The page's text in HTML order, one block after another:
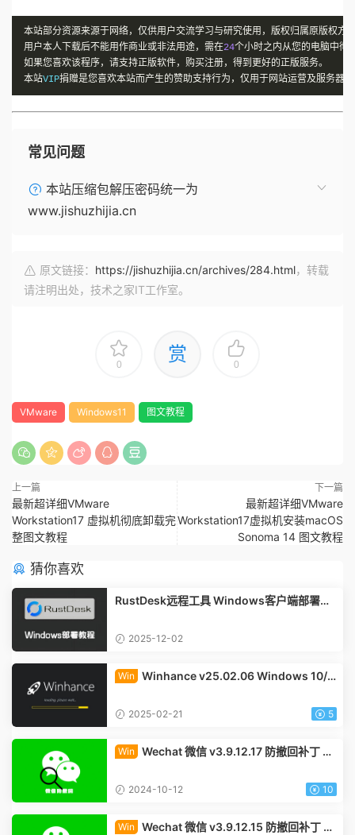
本站部分资源来源于网络，仅供用户交流学习与研究使用，版权归属原版权方
用户本人下载后不能用作商业或非法用途，需在24个小时之内从您的电脑中彻
如果您喜欢该程序，请支持正版软件，购买注册，得到更好的正版服务。
本站VIP捐赠是您喜欢本站而产生的赞助支持行为，仅用于网站运营及服务器
常见问题
本站压缩包解压密码统一为
www.jishuzhijia.cn
原文链接： https://jishuzhijia.cn/archives/284.html，转载
请注明出处，技术之家IT工作室。
0 赏 0
VMware Windows11 图文教程
上一篇
最新超详细VMware
Workstation17 虚拟机彻底卸载完
整图文教程
下一篇
最新超详细VMware
Workstation17虚拟机安装macOS
Sonoma 14 图文教程
猜你喜欢
RustDesk远程工具 Windows客户端部署教
2025-12-02
Win
Winhance v25.02.06 Windows 10/1
2025-02-21 5
Win
Wechat 微信 v3.9.12.17 防撤回补丁 Wi
2024-10-12 10
Win
Wechat 微信 v3.9.12.15 防撤回补丁 W